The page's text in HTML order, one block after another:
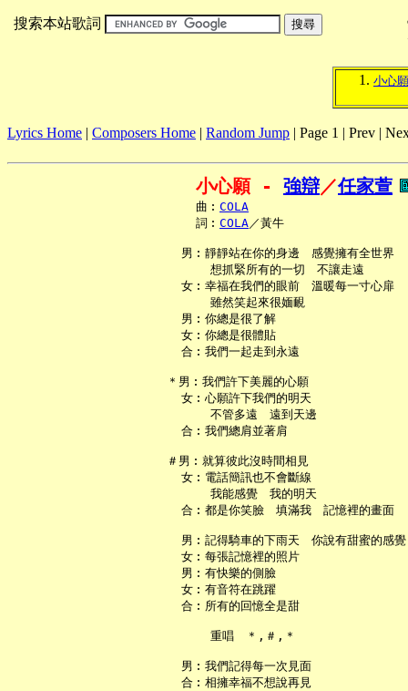
搜索本站歌詞
小心願
Lyrics Home | Composers Home | Random Jump | Page 1 | Prev |
小心願 - 強辯／任家萱
     曲︰
COLA
     詞︰
COLA／黃牛
   男︰靜靜站在你的身邊　感覺擁有全世界
       想抓緊所有的一切　不讓走遠
   女︰幸福在我們的眼前　溫暖每一寸心扉
       雖然笑起來很媔靦
   男︰你總是很了解
   女︰你總是很體貼
   合︰我們一起走到永遠
＊男︰我們許下美麗的心願
   女︰心願許下我們的明天
       不管多遠　遠到天邊
   合︰我們總肩並著肩
＃男︰就算彼此沒時間相見
   女︰電話簡訊也不會斷線
       我能感覺　我的明天
   合︰都是你笑臉　填滿我　記憶裡的畫面
   男︰記得騎車的下雨天　你說有甜蜜的感覺
   女︰每張記憶裡的照片
   男︰有快樂的側臉
   女︰有音符在跳躍
   合︰所有的回憶全是甜
       重唱　＊,＃,＊
   男︰我們記得每一次見面
   合︰相擁幸福不想說再見